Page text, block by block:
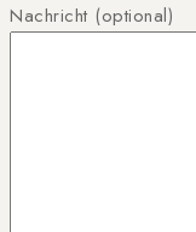
Nachricht (optional)